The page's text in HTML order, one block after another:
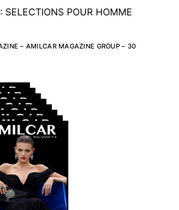
SELECTIONS POUR HOMME
– AMILCAR MAGAZINE GROUP – 30